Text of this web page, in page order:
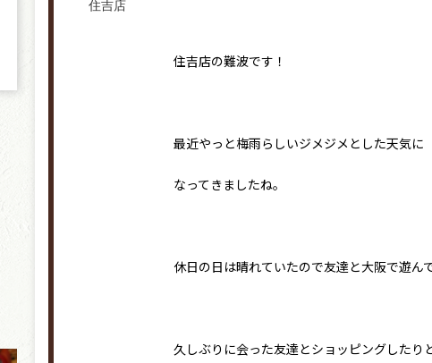
住吉店
住吉店の難波です！
最近やっと梅雨らしいジメジメとした天気に
なってきましたね。
休日の日は晴れていたので友達と大阪で遊ん
久しぶりに会った友達とショッピングしたり